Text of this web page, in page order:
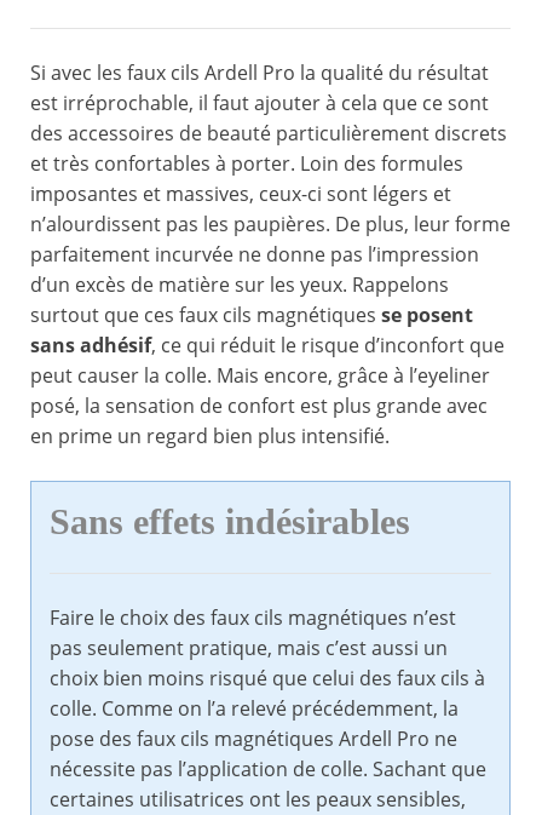
Si avec les faux cils Ardell Pro la qualité du résultat
est irréprochable, il faut ajouter à cela que ce sont
des accessoires de beauté particulièrement discrets
et très confortables à porter. Loin des formules
imposantes et massives, ceux-ci sont légers et
n’alourdissent pas les paupières. De plus, leur forme
parfaitement incurvée ne donne pas l’impression
d’un excès de matière sur les yeux. Rappelons
surtout que ces faux cils magnétiques se posent
sans adhésif, ce qui réduit le risque d’inconfort que
peut causer la colle. Mais encore, grâce à l’eyeliner
posé, la sensation de confort est plus grande avec
en prime un regard bien plus intensifié.
Sans effets indésirables
Faire le choix des faux cils magnétiques n’est
pas seulement pratique, mais c’est aussi un
choix bien moins risqué que celui des faux cils à
colle. Comme on l’a relevé précédemment, la
pose des faux cils magnétiques Ardell Pro ne
nécessite pas l’application de colle. Sachant que
certaines utilisatrices ont les peaux sensibles,